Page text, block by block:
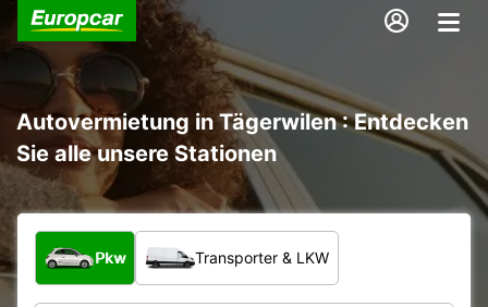
Autovermietung in Tägerwilen : Entdecken
Sie alle unsere Stationen
Welche Art von Fahrzeug?
Pkw Transporter & LKW